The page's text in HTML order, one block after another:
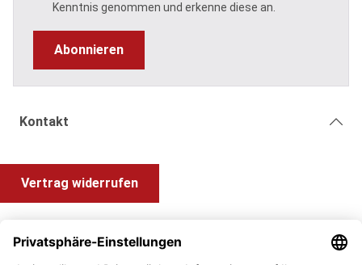
Kenntnis genommen und erkenne diese an.
Abonnieren
Kontakt
Vertrag widerrufen